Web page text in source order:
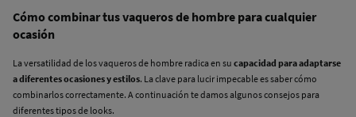
Cómo combinar tus vaqueros de hombre para cualquier
ocasión
La versatilidad de los vaqueros de hombre radica en su capacidad para adaptarse
a diferentes ocasiones y estilos. La clave para lucir impecable es saber cómo
combinarlos correctamente. A continuación te damos algunos consejos para
diferentes tipos de looks.